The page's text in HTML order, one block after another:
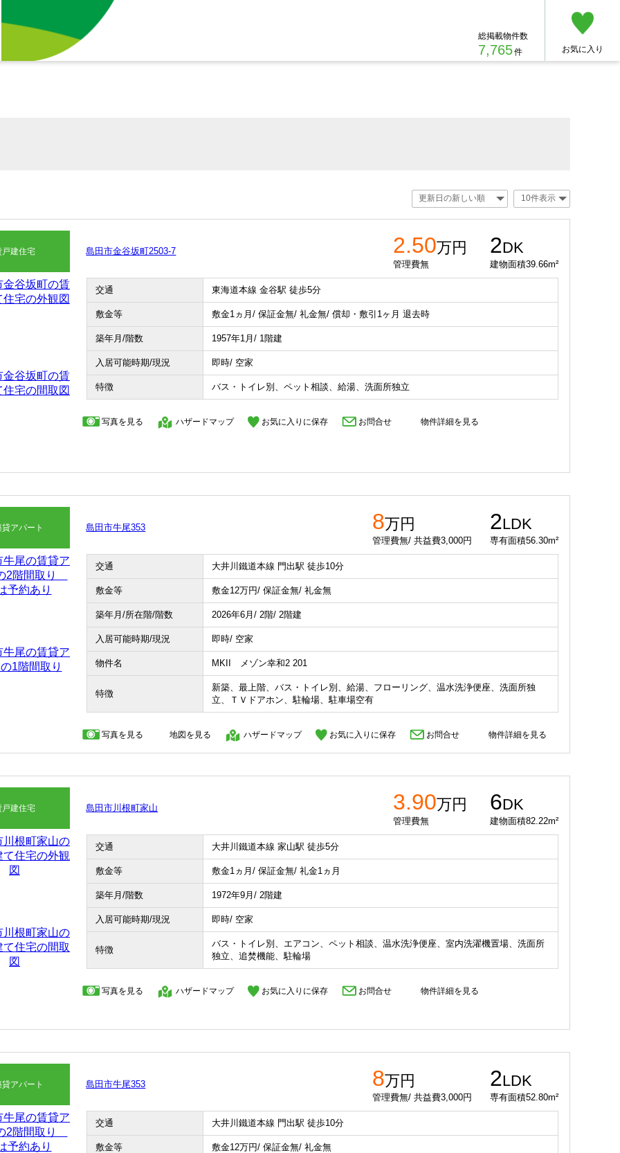
総掲載物件数
7,765件 お気に入り
戸建住宅 島田市金谷坂町2503-7 2.50万円
管理費無
2DK
建物面積39.66m²
交通 東海道本線 金谷駅 徒歩5分
敷金等 敷金1ヵ月/ 保証金無/ 礼金無/ 償却・敷引1ヶ月 退去時
築年月/階数 1957年1月/ 1階建
入居可能時期/現況 即時/ 空家
特徴 バス・トイレ別、ペット相談、給湯、洗面所独立
写真を見る ハザードマップ お気に入りに保存 お問合せ 物件詳細を見る
アパート 島田市牛尾353 8万円
管理費無/ 共益費3,000円
2LDK
専有面積56.30m²
交通 大井川鐵道本線 門出駅 徒歩10分
敷金等 敷金12万円/ 保証金無/ 礼金無
築年月/所在階/階数 2026年6月/ 2階/ 2階建
入居可能時期/現況 即時/ 空家
物件名 MKII メゾン幸和2 201
特徴
新築、最上階、バス・トイレ別、給湯、フローリング、温水洗浄便座、洗面所独
立、ＴＶドアホン、駐輪場、駐車場空有
写真を見る 地図を見る ハザードマップ お気に入りに保存 お問合せ 物件詳細を見る
戸建住宅 島田市川根町家山 3.90万円
管理費無
6DK
建物面積82.22m²
交通 大井川鐵道本線 家山駅 徒歩5分
敷金等 敷金1ヵ月/ 保証金無/ 礼金1ヵ月
築年月/階数 1972年9月/ 2階建
入居可能時期/現況 即時/ 空家
特徴
バス・トイレ別、エアコン、ペット相談、温水洗浄便座、室内洗濯機置場、洗面所
独立、追焚機能、駐輪場
写真を見る ハザードマップ お気に入りに保存 お問合せ 物件詳細を見る
アパート 島田市牛尾353 8万円
管理費無/ 共益費3,000円
2LDK
専有面積52.80m²
交通 大井川鐵道本線 門出駅 徒歩10分
敷金等 敷金12万円/ 保証金無/ 礼金無